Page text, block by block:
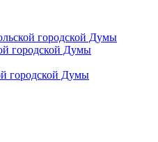
городской Думы
городской Думы
городской Думы